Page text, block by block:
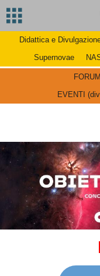
Didattica e
Supernovae
FORUM
EVENTI